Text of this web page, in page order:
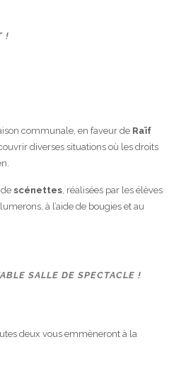
!
communale, en faveur de Raïf
diverses situations où les droits
scénettes, réalisées par les élèves
à l’aide de bougies et au
SALLE DE SPECTACLE !
deux vous emmèneront à la